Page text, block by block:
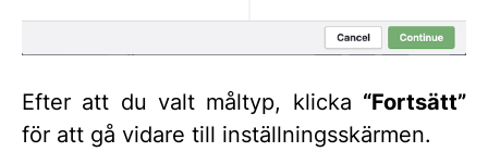
Efter att du valt måltyp, klicka “Fortsätt”
för att gå vidare till inställningsskärmen.